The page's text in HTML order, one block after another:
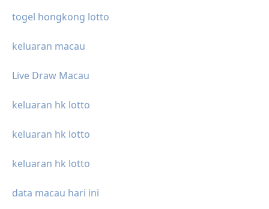
togel hongkong lotto
keluaran macau
Live Draw Macau
keluaran hk lotto
keluaran hk lotto
keluaran hk lotto
data macau hari ini